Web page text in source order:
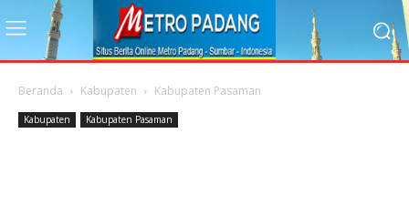
Beranda Kabupaten Kabupaten Pasaman
Kabupaten Kabupaten Pasaman